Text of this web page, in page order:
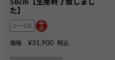
た】
3〜4泊
価格 ¥31,900 税込